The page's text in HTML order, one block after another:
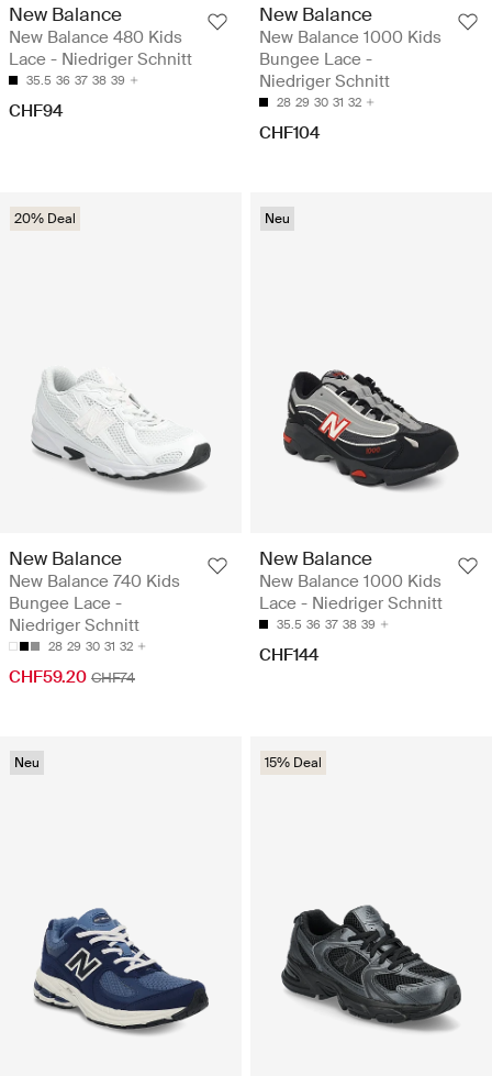
New Balance
New Balance 480 Kids
Lace - Niedriger Schnitt
35.5 36 37 38 39
CHF94
New Balance
New Balance 1000 Kids
Bungee Lace -
Niedriger Schnitt
28 29 30 31 32
CHF104
20% Deal
New Balance
New Balance 740 Kids
Bungee Lace -
Niedriger Schnitt
28 29 30 31 32
CHF59.20 CHF74
Neu
New Balance
New Balance 1000 Kids
Lace - Niedriger Schnitt
35.5 36 37 38 39
CHF144
Neu 15% Deal